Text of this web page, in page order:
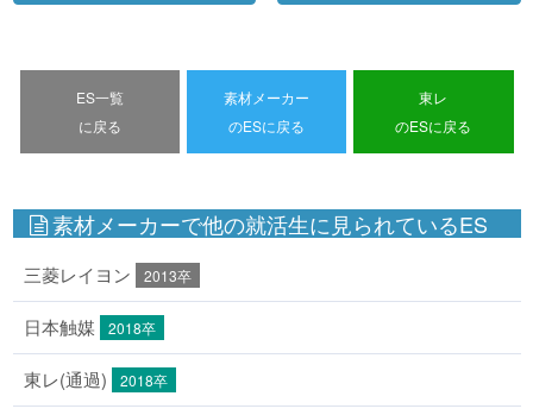
ES一覧
に戻る
素材メーカー
のESに戻る
東レ
のESに戻る
素材メーカーで他の就活生に見られているES
三菱レイヨン 2013卒
日本触媒 2018卒
東レ(通過) 2018卒